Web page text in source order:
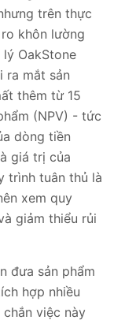
trên thực
khôn lường
OakStone
ra mắt sản
thêm từ 15
(NPV) - tức
dòng tiền
giá trị của
trình tuân thủ là
xem quy
giảm thiểu rủi
đưa sản phẩm
hợp nhiều
việc này